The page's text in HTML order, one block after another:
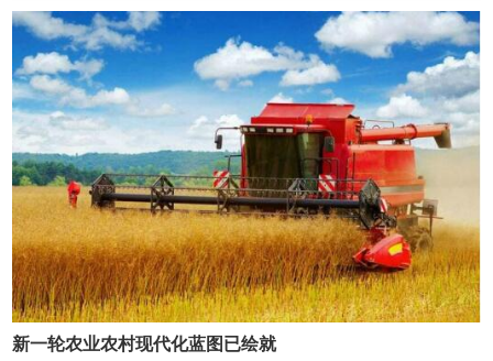
新一轮农业农村现代化蓝图已绘就